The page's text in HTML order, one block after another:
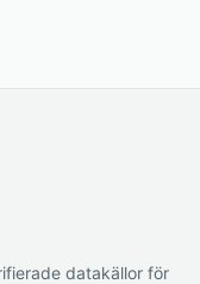
datakällor för